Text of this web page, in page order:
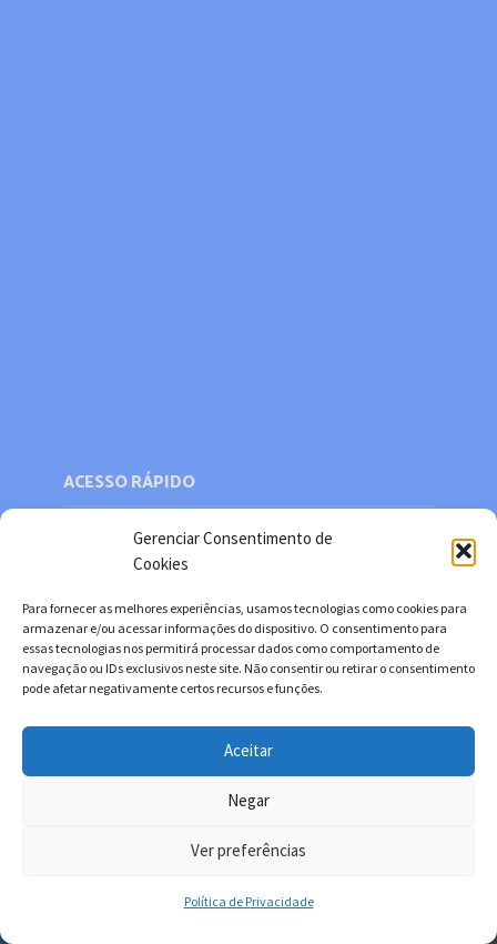
Gerenciar Consentimento de
Cookies
Para fornecer as melhores experiências, usamos tecnologias como cookies para
armazenar e/ou acessar informações do dispositivo. O consentimento para
essas tecnologias nos permitirá processar dados como comportamento de
navegação ou IDs exclusivos neste site. Não consentir ou retirar o consentimento
pode afetar negativamente certos recursos e funções.
Aceitar
Negar
Ver preferências
Política de Privacidade
ACESSO RÁPIDO
Web Mail
Política de privacidade
Redes sociais
Facebook